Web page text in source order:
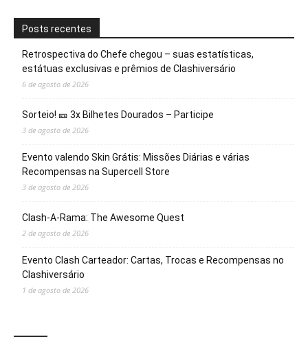
Posts recentes
Retrospectiva do Chefe chegou – suas estatísticas,
estátuas exclusivas e prêmios de Clashiversário
6 de agosto de 2026
Sorteio! 🎫 3x Bilhetes Dourados – Participe
3 de agosto de 2026
Evento valendo Skin Grátis: Missões Diárias e várias
Recompensas na Supercell Store
3 de agosto de 2026
Clash-A-Rama: The Awesome Quest
2 de agosto de 2026
Evento Clash Carteador: Cartas, Trocas e Recompensas no
Clashiversário
1 de agosto de 2026